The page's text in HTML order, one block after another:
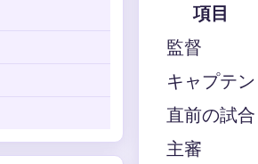
項目
監督
キャプテン
直前の試合
主審